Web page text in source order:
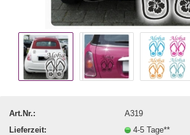
Art.Nr.:
A319
Lieferzeit:
4-5 Tage**